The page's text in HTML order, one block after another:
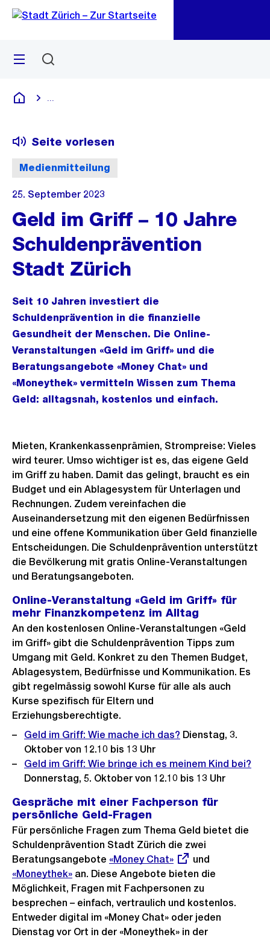
Navigation
Sprunglink
Menü
Deutsch
Medienmitteilung
Seite vorlesen
25. September 2023
Geld im Griff – 10 Jahre
Schuldenprävention
Stadt Zürich
Seit 10 Jahren investiert die
Schuldenprävention in die finanzielle
Gesundheit der Menschen. Die Online-
Veranstaltungen «Geld im Griff» und die
Beratungsangebote «Money Chat» und
«Moneythek» vermitteln Wissen zum Thema
Geld: alltagsnah, kostenlos und einfach.
Mieten, Krankenkassenprämien, Strompreise: Vieles
wird teurer. Umso wichtiger ist es, das eigene Geld
im Griff zu haben. Damit das gelingt, braucht es ein
Budget und ein Ablagesystem für Unterlagen und
Rechnungen. Zudem vereinfachen die
Auseinandersetzung mit den eigenen Bedürfnissen
und eine offene Kommunikation über Geld finanzielle
Entscheidungen. Die Schuldenprävention unterstützt
die Bevölkerung mit gratis Online-Veranstaltungen
und Beratungsangeboten.
Online-Veranstaltung «Geld im Griff» für
mehr Finanzkompetenz im Alltag
An den kostenlosen Online-Veranstaltungen «Geld
im Griff» gibt die Schuldenprävention Tipps zum
Umgang mit Geld. Konkret zu den Themen Budget,
Ablagesystem, Bedürfnisse und Kommunikation. Es
gibt regelmässig sowohl Kurse für alle als auch
Kurse spezifisch für Eltern und
Erziehungsberechtigte.
Geld im Griff: Wie mache ich das? Dienstag, 3.
Oktober von 12.10 bis 13 Uhr
Geld im Griff: Wie bringe ich es meinem Kind bei?
Donnerstag, 5. Oktober von 12.10 bis 13 Uhr
Gespräche mit einer Fachperson für
persönliche Geld-Fragen
Für persönliche Fragen zum Thema Geld bietet die
Schuldenprävention Stadt Zürich die zwei
Beratungsangebote Externer
Link:
«Money Chat»
und
«Moneythek» an. Diese Angebote bieten die
Möglichkeit, Fragen mit Fachpersonen zu
besprechen – einfach, vertraulich und kostenlos.
Entweder digital im «Money Chat» oder jeden
Dienstag vor Ort in der «Moneythek» in der